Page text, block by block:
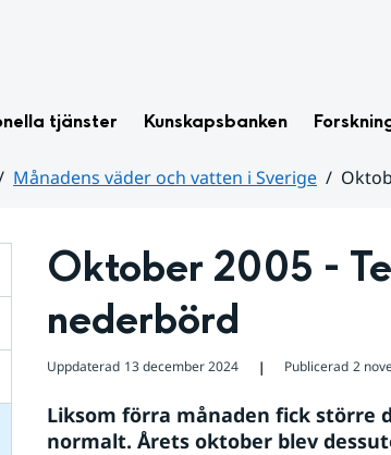
tjänster Kunskapsbanken
Månadens väder och vatten i Sverige
Oktober 2005 -
nederbörd
Uppdaterad 13 december 2024 ❘ Publicerad 2
Liksom förra månaden fick större
normalt. Årets oktober blev